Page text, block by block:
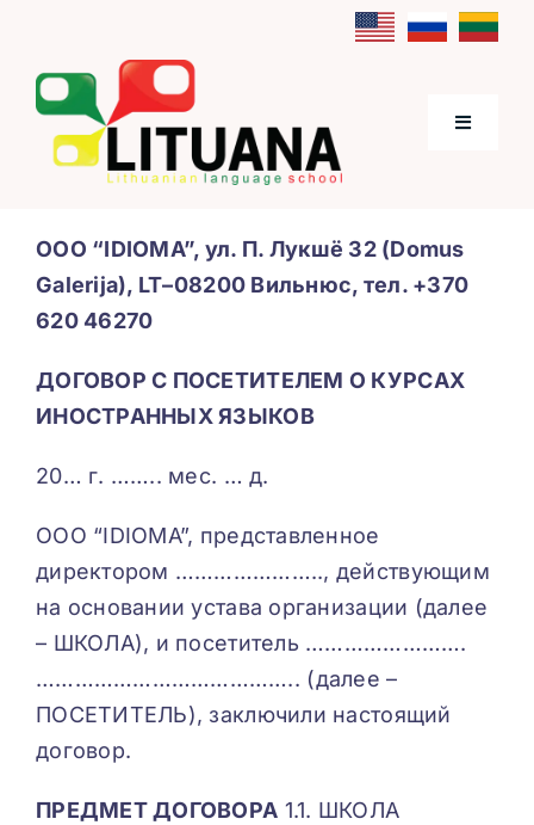
content
Toggle
О нас
Курсы литовского языка
Контакты
РЕГИСТРАЦИЯ
ООО “IDIOMA”, ул. П. Лукшё 32 (Domus
Galerija), LT–08200 Вильнюс, тел. +370
620 46270
ДОГОВОР С ПОСЕТИТЕЛЕМ О КУРСАХ
ИНОСТРАННЫХ ЯЗЫКОВ
20… г. …….. мес. … д.
ООО “IDIOMA”, представленное
директором ………………….., действующим
на основании устава организации (далее
– ШКОЛА), и посетитель …………………….
………………………………….. (далее –
ПОСЕТИТЕЛЬ), заключили настоящий
договор.
ПРЕДМЕТ ДОГОВОРА 1.1. ШКОЛА